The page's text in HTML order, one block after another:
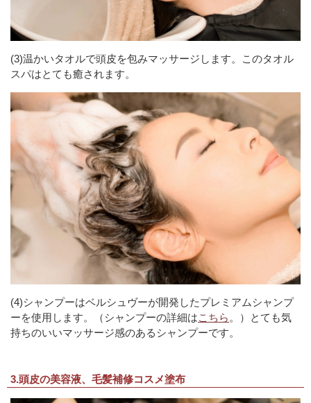
(3)温かいタオルで頭皮を包みマッサージします。このタオル
スパはとても癒されます。
(4)シャンプーはベルシュヴーが開発したプレミアムシャンプ
ーを使用します。（シャンプーの詳細はこちら。）とても気
持ちのいいマッサージ感のあるシャンプーです。
3.頭皮の美容液、毛髪補修コスメ塗布